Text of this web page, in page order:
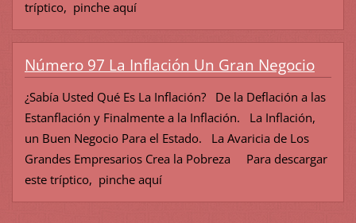
tríptico, pinche aquí
Número 97 La Inflación Un Gran Negocio
¿Sabía Usted Qué Es La Inflación? De la Deflación a las
Estanflación y Finalmente a la Inflación. La Inflación,
un Buen Negocio Para el Estado. La Avaricia de Los
Grandes Empresarios Crea la Pobreza Para descargar
este tríptico, pinche aquí